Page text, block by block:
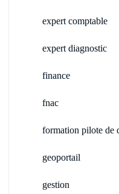
expert comptable
expert diagnostic
finance
fnac
formation pilote de
geoportail
gestion